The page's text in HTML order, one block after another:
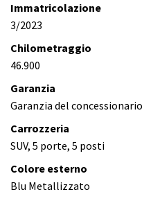
Immatricolazione
3/2023
Chilometraggio
46.900
Garanzia
Garanzia del concessionario
Carrozzeria
SUV, 5 porte, 5 posti
Colore esterno
Blu Metallizzato